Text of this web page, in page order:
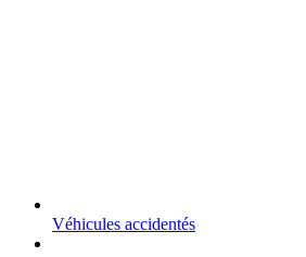
Véhicules accidentés